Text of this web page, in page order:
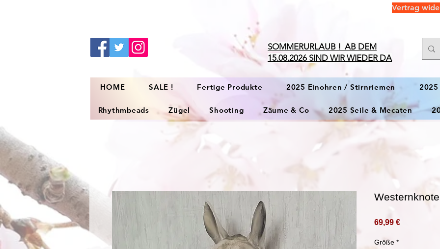
Vertrag
​SOMMERURLAUB ! AB DEM
15.08.2026 SIND WIR WIEDER DA
HOME SALE ! Fertige Produkte 2025 Einohren / Stirnriemen
Rhythmbeads Zügel Shooting Zäume & Co 2025 Seile & Mecaten
69,99 €Preis
Größe *